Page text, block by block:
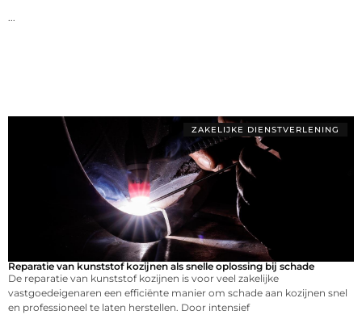
ZAKELIJKE DIENSTVERLENING
Reparatie van kunststof kozijnen als snelle oplossing bij schade
De reparatie van kunststof kozijnen is voor veel zakelijke
vastgoedeigenaren een efficiënte manier om schade aan kozijnen snel
en professioneel te laten herstellen. Door intensief